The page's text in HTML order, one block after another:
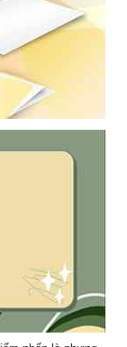
vở và cây bút